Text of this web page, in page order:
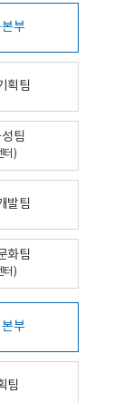
부
획팀
팀
터)
발팀
화팀
터)
부
팀